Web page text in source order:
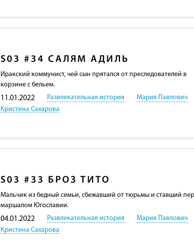
S03 #34 САЛЯМ АДИЛЬ
Иракский коммунист, чей сын прятался от преследователей в
корзине с бельем.
11.01.2022 Развлекательная история
Мария Павлович
Кристина Сахарова
S03 #33 БРОЗ ТИТО
Мальчик из бедный семьи, сбежавший от тюрьмы и ставший
маршалом Югославии.
04.01.2022 Развлекательная история
Мария Павлович
Кристина Сахарова